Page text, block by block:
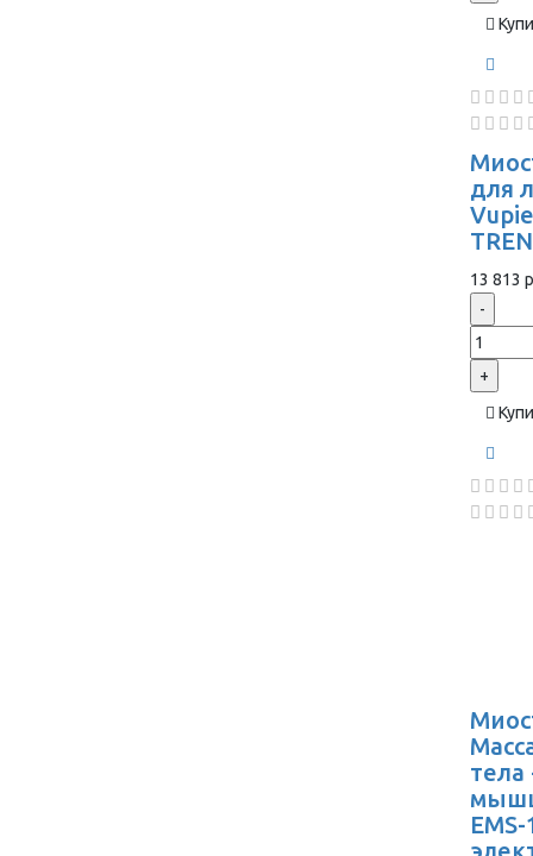
для
13 813
-
+
тела